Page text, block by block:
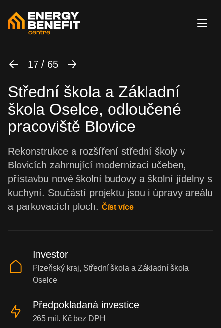
17 / 65
Střední škola a Základní
škola Oselce, odloučené
pracoviště Blovice
Rekonstrukce a rozšíření střední školy v
Blovicích zahrnující modernizaci učeben,
přístavbu nové školní budovy a školní jídelny s
kuchyní. Součástí projektu jsou i úpravy areálu
a parkovacích ploch. Číst více
Investor
Plzeňský kraj, Střední škola a Základní škola
Oselce
Předpokládaná investice
265 mil. Kč bez DPH